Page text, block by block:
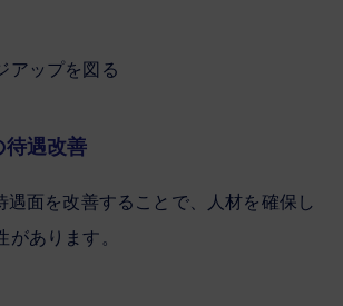
アップを図る
待遇改善
遇面を改善することで、人材を確保し
があります。